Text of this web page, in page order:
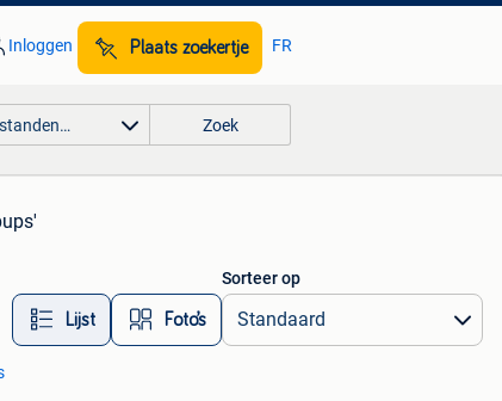
Inloggen Plaats zoekertje FR
Zoek
Lijst Foto’s
Sorteer op